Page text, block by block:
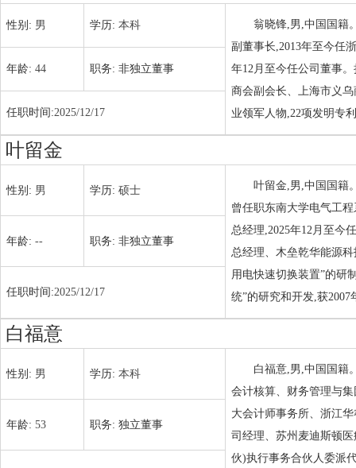
性别: 男 学历: 本科
翁晓锋,男,中国国籍
副董事长,2013年至今任
年12月至今任公司董事
商会副会长、上海市义
业领军人物,22项发明专
年龄: 44 职务: 非独立董事
任职时间:2025/12/17
叶留金
性别: 男 学历: 硕士
叶留金,男,中国国籍
曾任职东南大学电气工
总经理,2025年12月至今
总经理、木垒乾华能源
用电快速切换装置”的研
统”的研究和开发,获
年龄: -- 职务: 非独立董事
任职时间:2025/12/17
白福意
性别: 男 学历: 本科
白福意,男,中国国籍
会计核算、财务管理与
大会计师事务所、浙江
司经理、苏州麦迪斯顿
伙)执行事务合伙人委派
年龄: 53 职务: 独立董事